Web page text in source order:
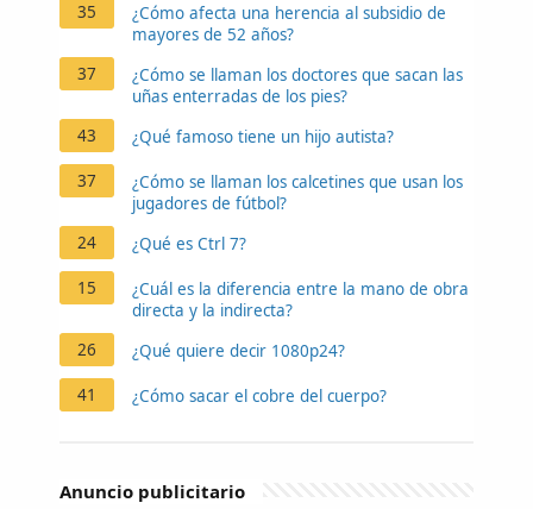
35
¿Cómo afecta una herencia al subsidio de
mayores de 52 años?
37
¿Cómo se llaman los doctores que sacan las
uñas enterradas de los pies?
43
¿Qué famoso tiene un hijo autista?
37
¿Cómo se llaman los calcetines que usan los
jugadores de fútbol?
24
¿Qué es Ctrl 7?
15
¿Cuál es la diferencia entre la mano de obra
directa y la indirecta?
26
¿Qué quiere decir 1080p24?
41 ¿Cómo sacar el cobre del cuerpo?
Anuncio publicitario